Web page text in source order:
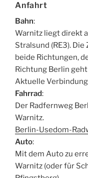
Anfahrt
Bahn:
Warnitz liegt direkt
Stralsund (RE3).
beide Richtungen,
Richtung Berlin geht
Aktuelle
Fahrrad:
Der Radfernweg
Warnitz.
Berlin-Usedom-
Auto:
Mit dem Auto zu
Warnitz (oder für